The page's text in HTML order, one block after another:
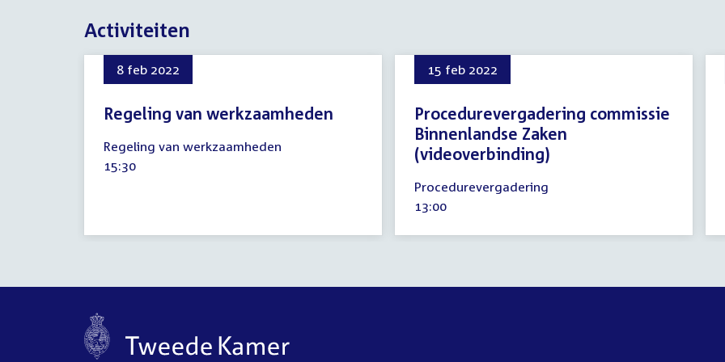
Activiteiten
8 feb 2022
Regeling van werkzaamheden
februari
2022
Regeling van werkzaamheden
Tijd
15:30
15 feb 2022
Procedurevergadering commissie
Binnenlandse Zaken
(videoverbinding)
februari
2022
Procedurevergadering
Tijd
13:00